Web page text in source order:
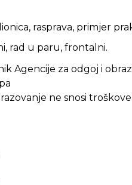
rasprava, primjer
rad u paru, frontalni.
Agencije za odgoj i
ne snosi